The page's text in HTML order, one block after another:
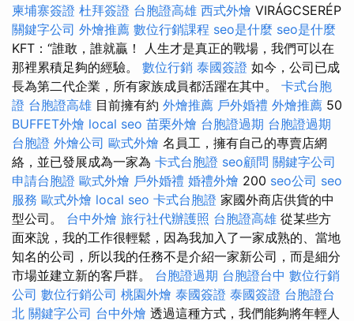
柬埔寨簽證 杜拜簽證 台胞證高雄 西式外燴 VIRÁGCSERÉP
關鍵字公司 外燴推薦 數位行銷課程 seo是什麼 seo是什麼
KFT：“誰敢，誰就贏！ 人生才是真正的戰場，我們可以在
那裡累積足夠的經驗。 數位行銷 泰國簽證 如今，公司已成
長為第二代企業，所有家族成員都活躍在其中。 卡式台胞
證 台胞證高雄 目前擁有約 外燴推薦 戶外婚禮 外燴推薦 50
BUFFET外燴 local seo 苗栗外燴 台胞證過期 台胞證過期
台胞證 外燴公司 歐式外燴 名員工，擁有自己的專賣店網
絡，並已發展成為一家為 卡式台胞證 seo顧問 關鍵字公司
申請台胞證 歐式外燴 戶外婚禮 婚禮外燴 200 seo公司 seo
服務 歐式外燴 local seo 卡式台胞證 家國外商店供貨的中
型公司。 台中外燴 旅行社代辦護照 台胞證高雄 從某些方
面來說，我的工作很輕鬆，因為我加入了一家成熟的、當地
知名的公司，所以我的任務不是介紹一家新公司，而是細分
市場並建立新的客戶群。 台胞證過期 台胞證台中 數位行銷
公司 數位行銷公司 桃園外燴 泰國簽證 泰國簽證 台胞證台
北 關鍵字公司 台中外燴 透過這種方式，我們能夠將年輕人